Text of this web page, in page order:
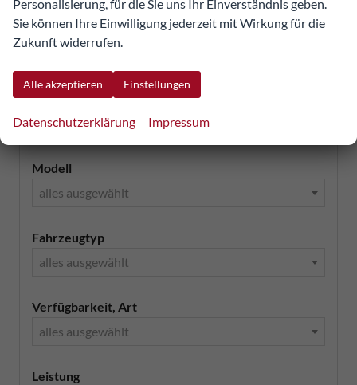
Xpeng
Zeekr
Marke
alles ausgewählt
Modell
alles ausgewählt
Fahrzeugtyp
alles ausgewählt
Verfügbarkeit, Art
alles ausgewählt
Leistung
Personalisierung, für die Sie uns Ihr Einverständnis geben.
Sie können Ihre Einwilligung jederzeit mit Wirkung für die
Zukunft widerrufen.
Alle akzeptieren Einstellungen
Datenschutzerklärung Impressum